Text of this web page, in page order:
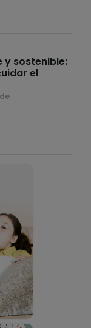
y sostenible:
el